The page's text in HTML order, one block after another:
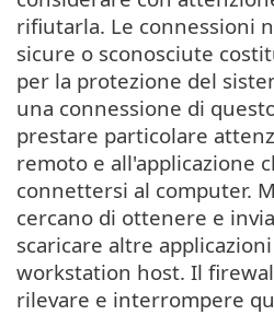
rifiutarla. Le connessioni
sicure o sconosciute
per la protezione del
una connessione di
prestare particolare
remoto e all'applicazione
connettersi al computer.
cercano di ottenere e
scaricare altre
workstation host. Il
rilevare e interrompere